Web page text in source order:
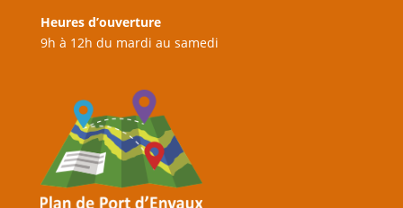
Heures d’ouverture
9h à 12h du mardi au samedi